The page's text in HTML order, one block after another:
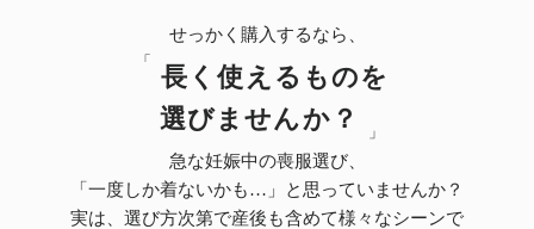
せっかく購入するなら、
長く使えるものを
選びませんか？
急な妊娠中の喪服選び、
「一度しか着ないかも…」と思っていませんか？
実は、選び方次第で産後も含めて様々なシーンで